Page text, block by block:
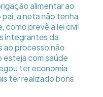
alimentar ao
a neta não tenha
prevê a lei civil
integrantes da
ao processo não
esteja com saúde
ter economia
ter realizado bons